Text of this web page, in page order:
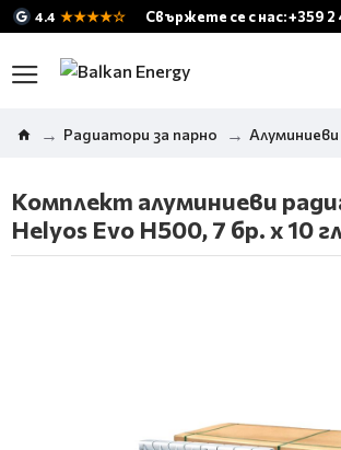
4.4 ★★★★☆ Свържете се с нас: +359 2
Радиатори за парно
Комплект алуминиеви
Helyos Evo H500, 7 бр. x 10